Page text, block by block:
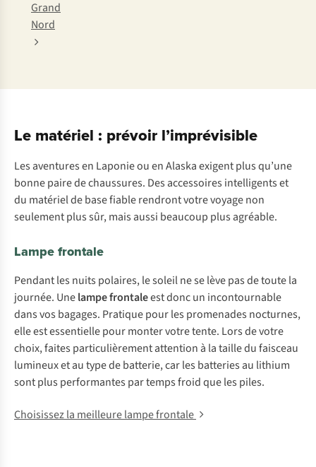
Grand
Nord
Le matériel : prévoir l’imprévisible
Les aventures en Laponie ou en Alaska exigent plus qu’une
bonne paire de chaussures. Des accessoires intelligents et
du matériel de base fiable rendront votre voyage non
seulement plus sûr, mais aussi beaucoup plus agréable.
Lampe frontale
Pendant les nuits polaires, le soleil ne se lève pas de toute la
journée. Unelampe frontaleest donc un incontournable
dans vos bagages. Pratique pour les promenades nocturnes,
elle est essentielle pour monter votre tente. Lors de votre
choix, faites particulièrement attention à la taille du faisceau
lumineux et au type de batterie, car les batteries au lithium
sont plus performantes par temps froid que les piles.
Choisissez la meilleure lampe frontale